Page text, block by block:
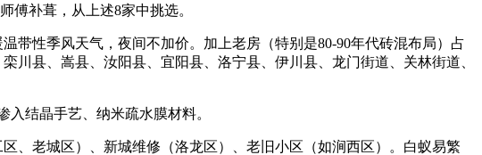
傅补葺，从上述8家中挑选。
性季风天气，夜间不加价。加上老房（特别是80-90年代砖混布局）占
川县、嵩县、汝阳县、宜阳县、洛宁县、伊川县、龙门街道、关林街道、
结晶手艺、纳米疏水膜材料。
老城区）、新城维修（洛龙区）、老旧小区（如涧西区）。白蚁易繁